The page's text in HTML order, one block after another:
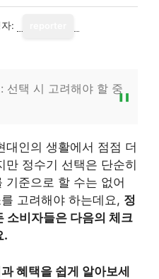
:
선택 시 고려해야 할 중
대인의 생활에서 점점 더
만 정수기 선택은 단순히
기준으로 할 수는 없어
고려해야 하는데요, 정
소비자들은 다음의 체크
.
혜택을 쉽게 알아보세